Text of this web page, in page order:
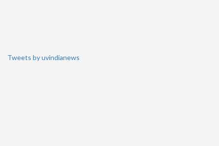
Tweets by uvindianews